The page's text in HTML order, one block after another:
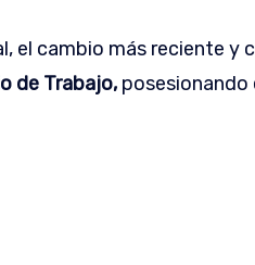
el cambio más reciente y
de Trabajo, posesionando